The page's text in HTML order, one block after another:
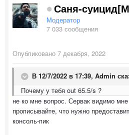
Саня-
Модератор
7 033 сообщения
Опубликовано 7 декабря, 2022
В 12/7/2022 в 17:39, Admin
Почему у тебя out 65.5/s ?
не ко мне вопрос. Сервак видимо
прописывайте, что нужно
консоль-пик